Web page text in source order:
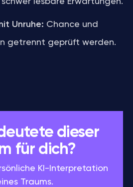
Unruhe: Chance und
getrennt geprüft werden.
dieser
für dich?
KI-Interpretation
Traums.